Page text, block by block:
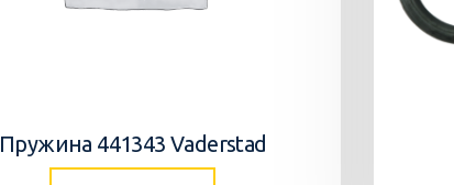
Пружина 441343 Vaderstad